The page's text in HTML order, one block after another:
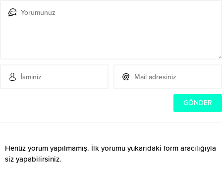
Henüz yorum yapılmamış. İlk yorumu yukarıdaki form aracılığıyla
siz yapabilirsiniz.